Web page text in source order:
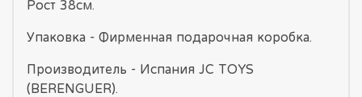
Рост 38см.
Упаковка - Фирменная подарочная коробка.
Производитель - Испания JC TOYS
(BERENGUER).